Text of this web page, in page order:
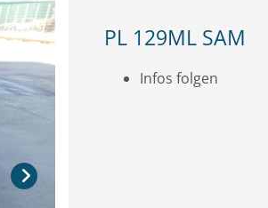
PL 129ML SAM
Infos folgen